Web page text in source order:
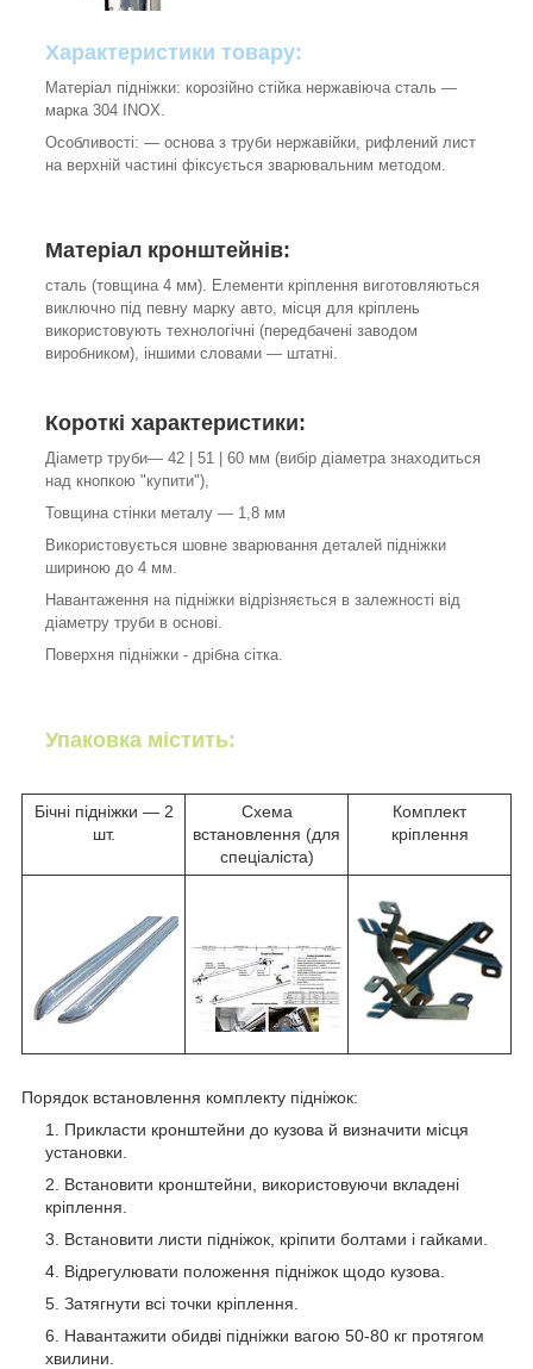
Характеристики товару:
Матеріал підніжки: корозійно стійка нержавіюча сталь ―
марка 304 INOX.
Особливості: ― основа з труби нержавійки, рифлений лист
на верхній частині фіксується зварювальним методом.
Матеріал кронштейнів:
сталь (товщина 4 мм). Елементи кріплення виготовляються
виключно під певну марку авто, місця для кріплень
використовують технологічні (передбачені заводом
виробником), іншими словами ― штатні.
Короткі характеристики:
Діаметр труби― 42 | 51 | 60 мм (вибір діаметра знаходиться
над кнопкою "купити"),
Товщина стінки металу ― 1,8 мм
Використовується шовне зварювання деталей підніжки
шириною до 4 мм.
Навантаження на підніжки відрізняється в залежності від
діаметру труби в основі.
Поверхня підніжки - дрібна сітка.
Упаковка містить:
Бічні підніжки ― 2
шт.
Схема
встановлення (для
спеціаліста)
Комплект
кріплення
Порядок встановлення комплекту підніжок:
Прикласти кронштейни до кузова й визначити місця
установки.
Встановити кронштейни, використовуючи вкладені
кріплення.
Встановити листи підніжок, кріпити болтами і гайками.
Відрегулювати положення підніжок щодо кузова.
Затягнути всі точки кріплення.
Навантажити обидві підніжки вагою 50-80 кг протягом
хвилини.